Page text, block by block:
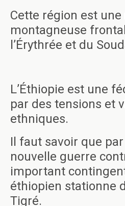
Cette région est une
montagneuse
l’Érythrée et du
L’Éthiopie est une
par des tensions et
ethniques.
Il faut savoir que
nouvelle guerre
important
éthiopien stationne
Tigré.